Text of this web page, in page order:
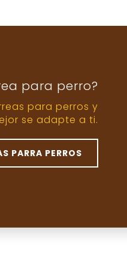
para perro?
para perros y
se adapte a ti.
PARRA PERROS